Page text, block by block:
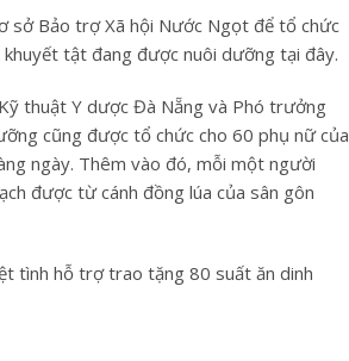
sở Bảo trợ Xã hội Nước Ngọt để tổ chức
tật đang được nuôi dưỡng tại đây.
thuật Y dược Đà Nẵng và Phó trưởng
cũng được tổ chức cho 60 phụ nữ của
ngày. Thêm vào đó, mỗi một người
được từ cánh đồng lúa của sân gôn
tình hỗ trợ trao tặng 80 suất ăn dinh